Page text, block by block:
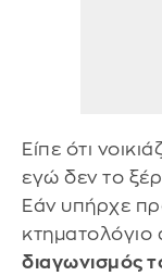
Είπε ότι
εγώ δεν το
Εάν υπήρχε
διαγωνισμός